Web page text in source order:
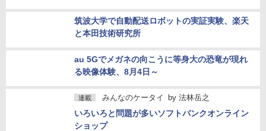
筑波大学で自動配送ロボットの実証実験、楽天
と本田技術研究所
au 5Gでメガネの向こうに等身大の恐竜が現れ
る映像体験、8月4日～
連載 みんなのケータイ by 法林岳之
いろいろと問題が多いソフトバンクオンライン
ショップ